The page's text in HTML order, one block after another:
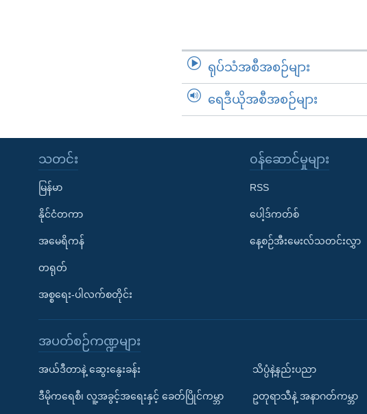
ရုပ်သံအစီအစဉ်များ
ရေဒီယိုအစီအစဉ်များ
သတင်း
မြန်မာ
နိုင်ငံတကာ
အမေရိကန်
တရုတ်
အစ္စရေး-ပါလက်စတိုင်း
၀န်ဆောင်မှုများ
RSS
ပေါ့ဒ်ကတ်စ်
နေ့စဉ်အီးမေးလ်သတင်းလွှာ
အပတ်စဉ်ကဏ္ဍများ
အယ်ဒီတာနဲ့ ဆွေးနွေးခန်း
ဒီမိုကရေစီ၊ လူ့အခွင့်အရေးနှင့် ခေတ်ပြိုင်ကမ္ဘာ
သိပ္ပံနဲ့နည်းပညာ
ဥတုရာသီနဲ့ အနာဂတ်ကမ္ဘာ